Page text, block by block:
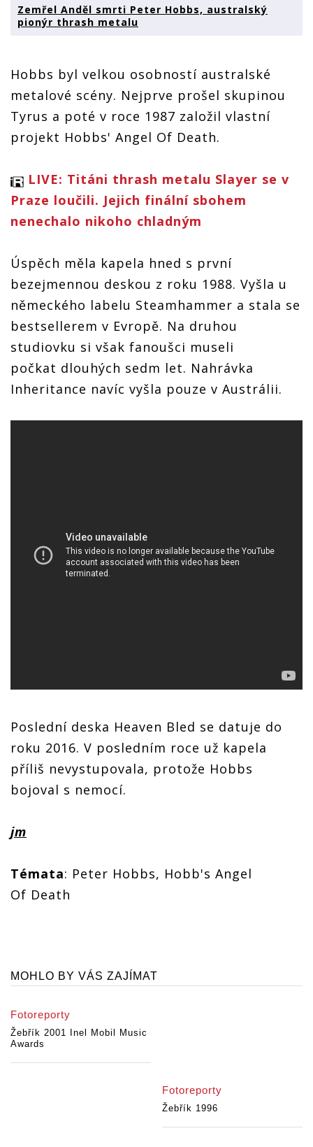
Zemřel Anděl smrti Peter Hobbs, australský
pionýr thrash metalu
Hobbs byl velkou osobností australské
metalové scény. Nejprve prošel skupinou
Tyrus a poté v roce 1987 založil vlastní
projekt Hobbs' Angel Of Death.
LIVE: Titáni thrash metalu Slayer se v
Praze loučili. Jejich finální sbohem
nenechalo nikoho chladným
Úspěch měla kapela hned s první
bezejmennou deskou z roku 1988. Vyšla u
německého labelu Steamhammer a stala se
bestsellerem v Evropě. Na druhou
studiovku si však fanoušci museli
počkat dlouhých sedm let. Nahrávka
Inheritance navíc vyšla pouze v Austrálii.
Poslední deska Heaven Bled se datuje do
roku 2016. V posledním roce už kapela
příliš nevystupovala, protože Hobbs
bojoval s nemocí.
jm
Témata: Peter Hobbs, Hobb's Angel
Of Death
MOHLO BY VÁS ZAJÍMAT
Fotoreporty
Žebřík 2001 Inel Mobil Music
Awards
Fotoreporty
Žebřík 1996